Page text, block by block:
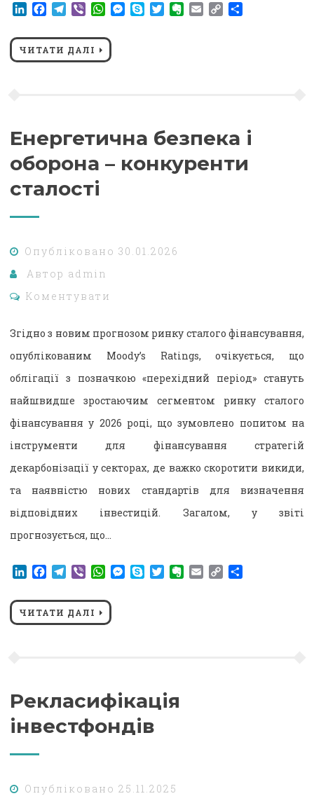
LinkedIn
Facebook
Telegram
ViberWhatsApp
Messenger
SkypeTwitterEvernote
EmailCopy
ЧИТАТИ ДАЛІ
Енергетична безпека і
оборона – конкуренти
сталості
Опубліковано 30.01.2026
Автор admin
Коментувати
Згідно з новим прогнозом ринку сталого фінансування,
опублікованим Moody’s Ratings, очікується, що
облігації з позначкою «перехідний період» стануть
найшвидше зростаючим сегментом ринку сталого
фінансування у 2026 році, що зумовлено попитом на
інструменти для фінансування стратегій
декарбонізації у секторах, де важко скоротити викиди,
та наявністю нових стандартів для визначення
відповідних інвестицій. Загалом, у звіті
прогнозується, що…
LinkedIn
Facebook
Telegram
ViberWhatsApp
Messenger
SkypeTwitterEvernote
EmailCopy
ЧИТАТИ ДАЛІ
Рекласифікація
інвестфондів
Опубліковано 25.11.2025